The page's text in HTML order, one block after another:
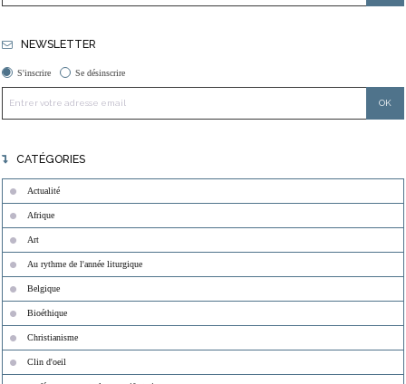
NEWSLETTER
S'inscrire Se désinscrire
CATÉGORIES
Actualité
Afrique
Art
Au rythme de l'année liturgique
Belgique
Bioéthique
Christianisme
Clin d'oeil